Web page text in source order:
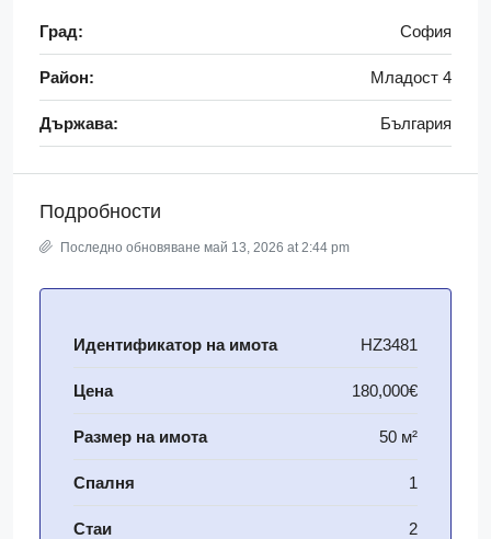
Град: София
Район: Младост 4
Държава: България
Подробности
Последно обновяване май 13, 2026 at 2:44 pm
Идентификатор на имота HZ3481
Цена 180,000€
Размер на имота 50 м²
Спалня 1
Стаи 2